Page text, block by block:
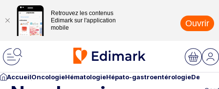
Retrouvez les contenus
Edimark sur l'application
mobile
Ouvrir
AccueilOncologieHématologieHépato-gastroentérologie